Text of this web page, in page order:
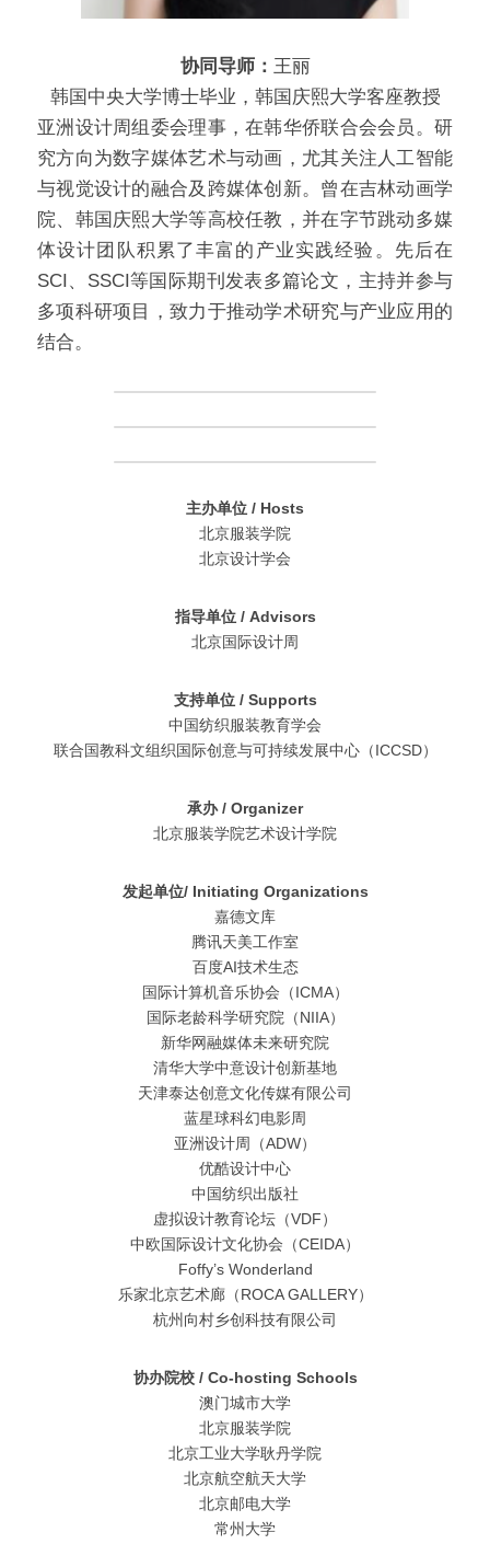
协同导师： 王丽
韩国中央大学博士毕业，韩国庆熙大学客座教授
亚洲设计周组委会理事，在韩华侨联合会会员。研
究方向为数字媒体艺术与动画，尤其关注人工智能
与视觉设计的融合及跨媒体创新。曾在吉林动画学
院、韩国庆熙大学等高校任教，并在字节跳动多媒
体设计团队积累了丰富的产业实践经验。先后在
SCI、SSCI等国际期刊发表多篇论文，主持并参与
多项科研项目，致力于推动学术研究与产业应用的
结合。
主办单位 / Hosts
北京服装学院
北京设计学会
指导单位 / Advisors
北京国际设计周
支持单位 / Supports
中国纺织服装教育学会
联合国教科文组织国际创意与可持续发展中心（ICCSD）
承办 / Organizer
北京服装学院艺术设计学院
发起单位/ Initiating Organizations
嘉德文库
腾讯天美工作室
百度AI技术生态
国际计算机音乐协会（ICMA）
国际老龄科学研究院（NIIA）
新华网融媒体未来研究院
清华大学中意设计创新基地
天津泰达创意文化传媒有限公司
蓝星球科幻电影周
亚洲设计周（ADW）
优酷设计中心
中国纺织出版社
虚拟设计教育论坛（VDF）
中欧国际设计文化协会（CEIDA）
Foffy’s Wonderland
乐家北京艺术廊（ROCA GALLERY）
杭州向村乡创科技有限公司
协办院校 / Co-hosting Schools
澳门城市大学
北京服装学院
北京工业大学耿丹学院
北京航空航天大学
北京邮电大学
常州大学